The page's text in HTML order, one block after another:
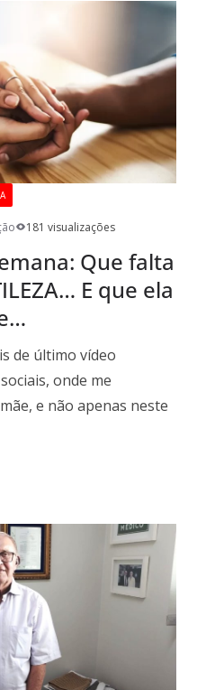
181 visualizações
Que falta
E que ela
de último vídeo
onde me
e não apenas neste